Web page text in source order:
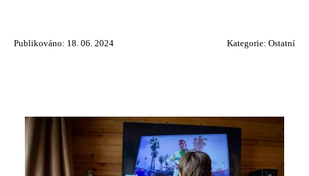
Publikováno: 18. 06. 2024 Kategorie: Ostatní